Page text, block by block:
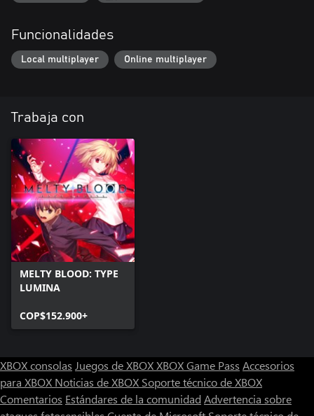
Funcionalidades
Local multiplayer Online multiplayer
Trabaja con
MELTY BLOOD: TYPE
LUMINA
COP$152.900+
XBOX consolas Juegos de XBOXXBOX Game Pass Accesorios
para XBOX Noticias de XBOX Soporte técnico de XBOX
Comentarios Estándares de la comunidad Advertencia sobre